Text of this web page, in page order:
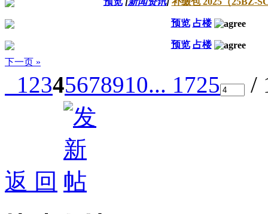
预览 占楼
预览 占楼
下一页 »
12345678910... 1725 /
返 回